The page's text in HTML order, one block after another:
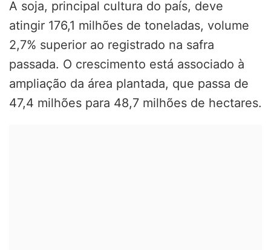
A soja, principal cultura do país, deve
atingir 176,1 milhões de toneladas, volume
2,7% superior ao registrado na safra
passada. O crescimento está associado à
ampliação da área plantada, que passa de
47,4 milhões para 48,7 milhões de hectares.